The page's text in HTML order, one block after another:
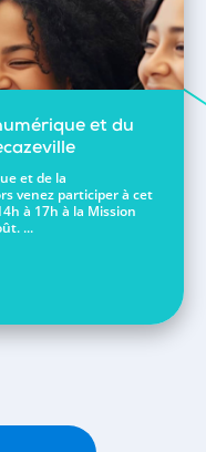
et du
et de la
venez participer à cet
à 17h à la Mission
...